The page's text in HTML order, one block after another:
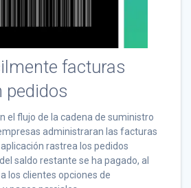
facturas
pedidos
el flujo de la cadena de suministro
administraran las facturas
rastrea los pedidos
saldo restante se ha pagado, al
los clientes opciones de